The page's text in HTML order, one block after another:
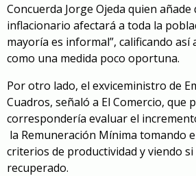
Concuerda Jorge Ojeda quien añade
inflacionario afectará a toda la
mayoría es informal”, calificando así
como una medida poco oportuna.
Por otro lado, el exviceministro de
Cuadros, señaló a El Comercio, que
correspondería evaluar el
la Remuneración Mínima tomando
criterios de productividad y viendo si
recuperado.